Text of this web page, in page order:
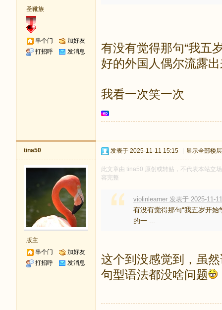
圣靴族
串个门
加好友
打招呼
发消息
有没有觉得那句“我五
好的外国人偶尔流露
我看一次笑一次
tina50
版主
串个门
加好友
打招呼
发消息
发表于 2025-11-11 15:15 显示全部楼层
此文章由 tina50 原创或转贴，不代表本站立
容完整
violinlearner 发表于 2025-11-
有没有觉得那句“我五岁开
的一 ...
这个到没感觉到，虽
句型语法都没啥问题